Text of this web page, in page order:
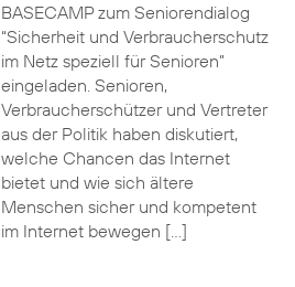
BASECAMP zum Seniorendialog
“Sicherheit und Verbraucherschutz
im Netz speziell für Senioren”
eingeladen. Senioren,
Verbraucherschützer und Vertreter
aus der Politik haben diskutiert,
welche Chancen das Internet
bietet und wie sich ältere
Menschen sicher und kompetent
im Internet bewegen […]